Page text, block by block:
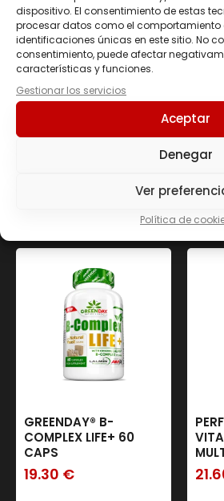
dispositivo. El consentimiento de estas
procesar datos como el
identificaciones únicas en este sitio. No
consentimiento, puede afectar
características y funciones.
Gestionar los servicios
Aceptar
Denegar
Ver
Política de
GREENDAY®PROVEG
60VCAPS
GREENDAY® B-
COMPLEX LIFE+ 60
CAPS
19.30 €